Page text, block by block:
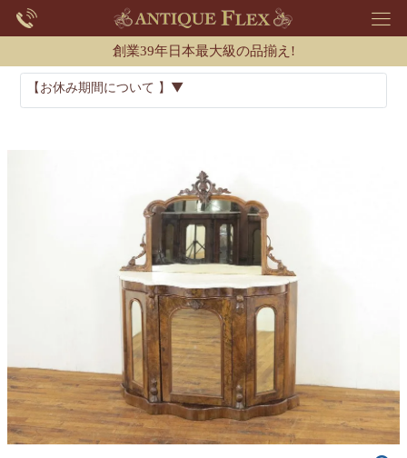
創業39年日本最大級の品揃え!
【お休み期間について 】▼